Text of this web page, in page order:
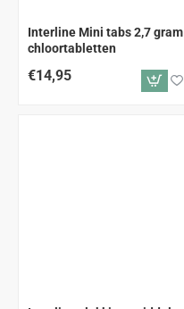
Interline Mini tabs 2,7 gram
chloortabletten
€14,95